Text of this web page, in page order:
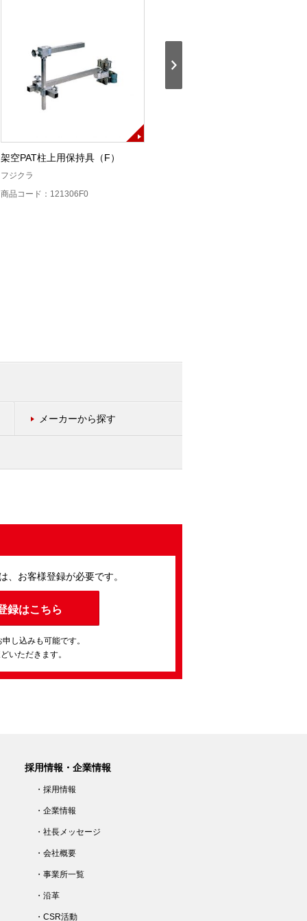
架空PAT柱上用保持具（F）
フジクラ
商品コード：121306F0
メーカーから探す
、お客様登録が必要です。
録はこちら
し込みも可能です。
いただきます。
採用情報・企業情報
・採用情報
・企業情報
・社長メッセージ
・会社概要
・事業所一覧
・沿革
・CSR活動